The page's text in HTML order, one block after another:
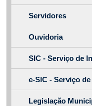
Servidores
Ouvidoria
SIC - Serviço de
e-SIC - Serviço
Legislação